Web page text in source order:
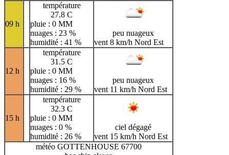
09 h
température
27.8 C
pluie : 0 MM
nuages : 23 %
humidité : 41 %
peu nuageux
vent 8 km/h Nord Est
12 h
température
31.5 C
pluie : 0 MM
nuages : 16 %
humidité : 29 %
peu nuageux
vent 11 km/h Nord Est
15 h
température
32.3 C
pluie : 0 MM
nuages : 0 %
humidité : 26 %
ciel dégagé
vent 15 km/h Nord Est
météo GOTTENHOUSE 67700